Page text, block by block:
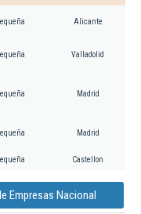
Alicante
Valladolid
Madrid
Madrid
Castellon
Empresas Nacional